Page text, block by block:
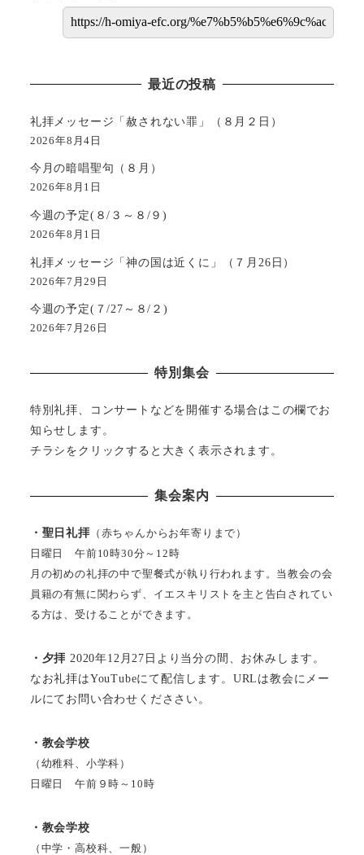
最近の投稿
礼拝メッセージ「赦されない罪」（８月２日）
2026年8月4日
今月の暗唱聖句（８月）
2026年8月1日
今週の予定(８/３～８/９)
2026年8月1日
礼拝メッセージ「神の国は近くに」（７月26日）
2026年7月29日
今週の予定(７/27～８/２)
2026年7月26日
特別集会
特別礼拝、コンサートなどを開催する場合はこの欄でお
知らせします。
チラシをクリックすると大きく表示されます。
集会案内
・聖日礼拝 （赤ちゃんからお年寄りまで）
日曜日 午前10時30分～12時
月の初めの礼拝の中で聖餐式が執り行われます。当教会の会
員籍の有無に関わらず、イエスキリストを主と告白されてい
る方は、受けることができます。
・夕拝 2020年12月27日より当分の間、お休みします。
なお礼拝はYouTubeにて配信します。URLは教会にメー
ルにてお問い合わせくだささい。
・教会学校
（幼稚科、小学科）
日曜日 午前９時～10時
・教会学校
（中学・高校科、一般）